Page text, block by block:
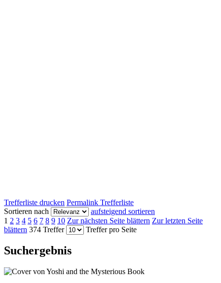
Trefferliste drucken Permalink Trefferliste
Sortieren nach
aufsteigend sortieren
1 2 3 4 5 6 7 8 9 10 Zur nächsten Seite blättern Zur letzten Seite
blättern 374 Treffer Treffer pro Seite
Suchergebnis